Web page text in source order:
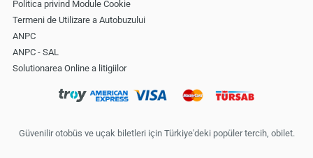
Politica privind Module Cookie
Termeni de Utilizare a Autobuzului
ANPC
ANPC - SAL
Solutionarea Online a litigiilor
Güvenilir otobüs ve uçak biletleri için Türkiye'deki popüler tercih, obilet.